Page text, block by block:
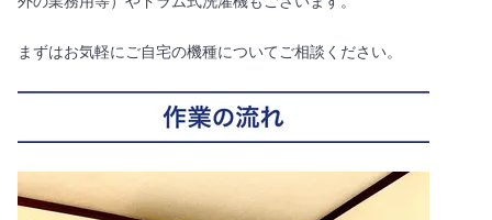
まずはお気軽にご自宅の機種についてご相談ください。